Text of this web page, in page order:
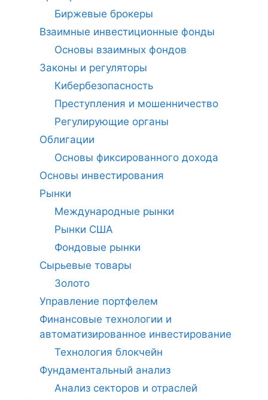
Биржевые брокеры
Взаимные инвестиционные фонды
Основы взаимных фондов
Законы и регуляторы
Кибербезопасность
Преступления и мошенничество
Регулирующие органы
Облигации
Основы фиксированного дохода
Основы инвестирования
Рынки
Международные рынки
Рынки США
Фондовые рынки
Сырьевые товары
Золото
Управление портфелем
Финансовые технологии и
автоматизированное инвестирование
Технология блокчейн
Фундаментальный анализ
Анализ секторов и отраслей